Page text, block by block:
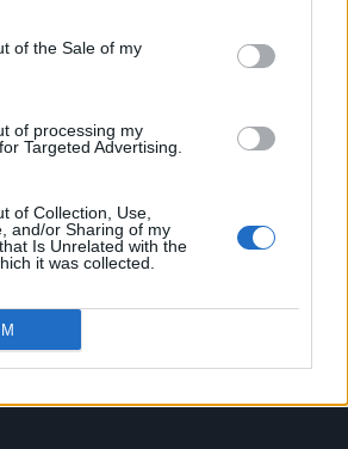
of the Sale of my
of processing my
Targeted Advertising.
of Collection, Use,
and/or Sharing of my
Is Unrelated with the
it was collected.
VERSIONE CLASSICA
consultabile in questo portale è di nostra proprietà.
ed autorizzati alla pubblicazione, e quindi valutati
o gli autori avessero qualcosa in contrario alla
da segnalarlo alla redazione (indirizzo email:
), che provvederà prontamente alla rimozione.
testata giornalistica, ma un sito di informazione di
non è in alcun modo collegato alla Juventus S.p.A., che